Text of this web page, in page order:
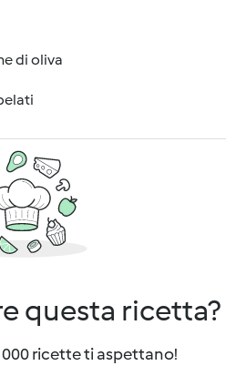
di oliva
questa ricetta?
000 ricette ti aspettano!